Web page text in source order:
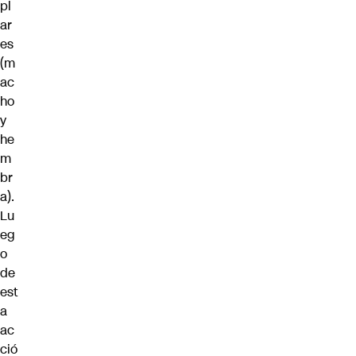
pl
ar
es
(m
ac
ho
y
he
m
br
a).
Lu
eg
o
de
est
a
ac
ció